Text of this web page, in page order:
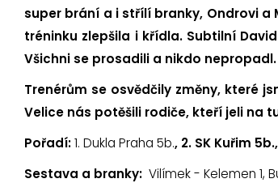
super brání a i střílí branky, Ondrovi
tréninku zlepšila i křídla. Subtilní
Všichni se prosadili a nikdo
Trenérům se osvědčily změny, které
Velice nás potěšili rodiče, kteří jeli na
Pořadí:1. Dukla Praha 5b., 2. SK Kuřim 5b.,
Sestava a branky: Vilímek - Kelemen 1,